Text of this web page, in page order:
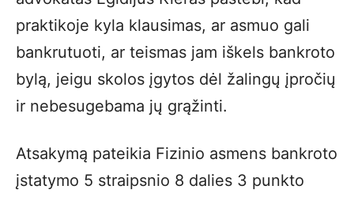
praktikoje kyla klausimas, ar asmuo gali
bankrutuoti, ar teismas jam iškels bankroto
bylą, jeigu skolos įgytos dėl žalingų įpročių
ir nebesugebama jų grąžinti.
Atsakymą pateikia Fizinio asmens bankroto
įstatymo 5 straipsnio 8 dalies 3 punkto